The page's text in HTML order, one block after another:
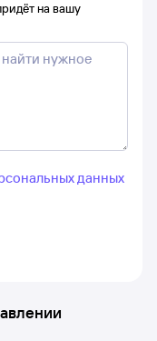
на вашу
данных